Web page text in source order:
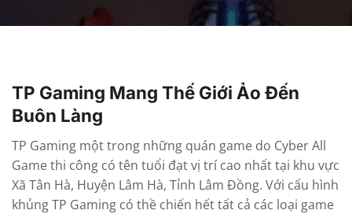
TP Gaming Mang Thế Giới Ảo Đến
Buôn Làng
TP Gaming một trong những quán game do Cyber All
Game thi công có tên tuổi đạt vị trí cao nhất tại khu vực
Xã Tân Hà, Huyện Lâm Hà, Tỉnh Lâm Đồng. Với cấu hình
khủng TP Gaming có thề chiến hết tất cả các loại game